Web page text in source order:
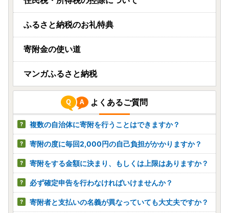
北海道斜里町
ふるさと納税のお礼特典
寄附金の使い道
マンガふるさと納税
よくあるご質問
複数の自治体に寄附を行うことはできますか？
寄附の度に毎回2,000円の自己負担がかかりますか？
寄附をする金額に決まり、もしくは上限はありますか？
必ず確定申告を行わなければいけませんか？
寄附者と支払いの名義が異なっていても大丈夫ですか？